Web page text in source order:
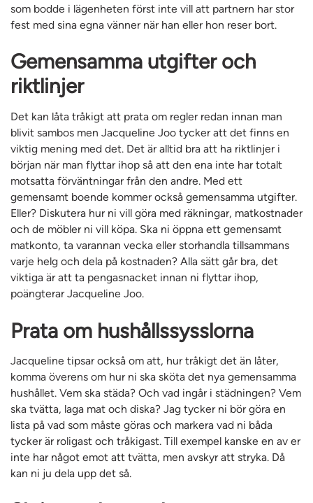
som bodde i lägenheten först inte vill att partnern har stor
fest med sina egna vänner när han ­eller hon reser bort.
Gemensamma utgifter och
riktlinjer
Det kan låta tråkigt att prata om regler redan innan man
blivit sambos men ­Jacqueline Joo tycker att det finns en
viktig mening med det. Det är alltid bra att ha riktlinjer i
början när man flyttar ihop så att den ena inte har ­totalt
motsatta förväntningar från den andre. Med ett
gemensamt boende kommer också gemensamma utgifter.
Eller? Diskutera hur ni vill göra med räkningar, matkostnader
och de möbler ni vill köpa. Ska ni öppna ett gemensamt
matkonto, ta varannan vecka eller storhandla tillsammans
varje helg och dela på kostnaden? Alla sätt går bra, det
viktiga är att ta pengasnacket innan ni flyttar ihop,
poängterar Jacqueline Joo.
Prata om hushållssysslorna
Jacqueline tipsar också om att, hur tråkigt det än låter,
komma överens om hur ni ska sköta det nya gemensamma
hushållet. Vem ska städa? Och vad ingår i städningen? Vem
ska tvätta, laga mat och diska? Jag tycker ni bör göra en
lista på vad som måste göras och markera vad ni båda
tycker är roligast och tråkigast. Till exempel kanske en av er
inte har något emot att tvätta, men avskyr att stryka. Då
kan ni ju dela upp det så.